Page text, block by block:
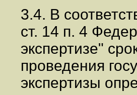
3.4. В
ст. 14 п. 4
экспертизе"
проведения
экспертизы